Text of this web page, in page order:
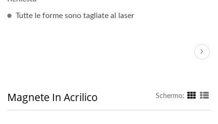
Tutte le forme sono tagliate al laser
Magnete In Acrilico Schermo: